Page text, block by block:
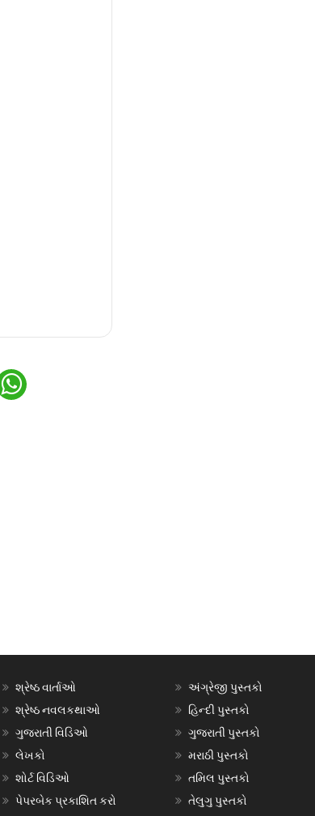
શ્રેષ્ઠ વાર્તાઓ
શ્રેષ્ઠ નવલકથાઓ
ગુજરાતી વિડિઓ
લેખકો
શોર્ટ વિડિઓ
પેપરબેક પ્રકાશિત કરો
અંગ્રેજી પુસ્તકો
હિન્દી પુસ્તકો
ગુજરાતી પુસ્તકો
મરાઠી પુસ્તકો
તમિલ પુસ્તકો
તેલુગુ પુસ્તકો